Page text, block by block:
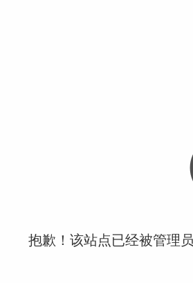
抱歉！该站点已经被管理